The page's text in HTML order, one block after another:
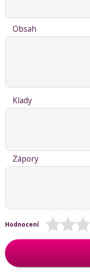
Obsah
Klady
Zápory
Hodnocení